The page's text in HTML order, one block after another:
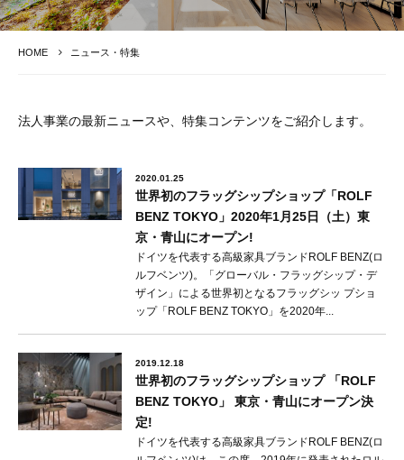
HOME ニュース・特集
法人事業の最新ニュースや、特集コンテンツをご紹介します。
2020.01.25
世界初のフラッグシップショップ「ROLF
BENZ TOKYO」2020年1月25日（土）東
京・青山にオープン!
ドイツを代表する高級家具ブランドROLF BENZ(ロ
ルフベンツ)。「グローバル・フラッグシップ・デ
ザイン」による世界初となるフラッグシッ プショ
ップ「ROLF BENZ TOKYO」を2020年...
2019.12.18
世界初のフラッグシップショップ 「ROLF
BENZ TOKYO」 東京・青山にオープン決
定!
ドイツを代表する高級家具ブランドROLF BENZ(ロ